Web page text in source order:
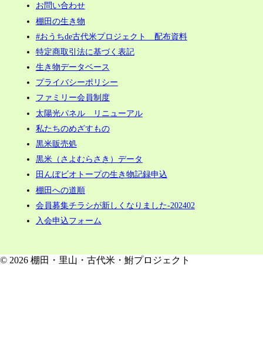
お問い合わせ
棚田の生き物
#おうちde古代米プロジェクト 配布資料
特定商取引法に基づく表記
生き物データベース
プライバシーポリシー
ファミリー会員制度
太陽光パネル リニューアル
私たちのめざすもの
黒米販売処
黒米（さよむらさき）データ
田んぼビオトープの生き物記録申込
棚田への道順
会員募集チラシが新しくなりました-202402
入会申込フォーム
© 2026 棚田・里山・古代米・鮒プロジェクト